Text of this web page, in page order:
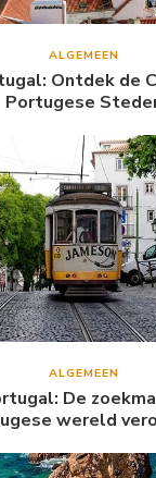
ALGEMEEN
Ontdek de
Portugese
ALGEMEEN
De
wereld